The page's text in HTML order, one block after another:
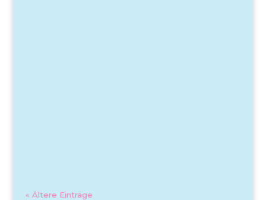
« Ältere Einträge